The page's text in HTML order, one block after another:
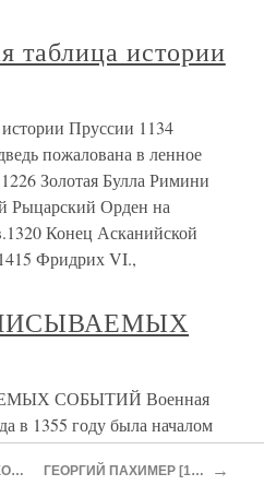
таблица истории
Пруссии 1134
пожалована в ленное
Золотая Булла Римини
Рыцарский Орден на
Конец Асканийской
Фридрих VI.,
СОБЫТИЙ Военная
в 1355 году была началом
новой главы в истории
– Гюйен. – Ред.) и нового
IV. ХРОНОЛОГИЯ ПАТРИАРХОВ — ГЕРМАНА, ИОСИФА И ИОАННА ВЕККА, СЛЕДОВАВШИХ ЗА АРСЕНИЕМ ГЕОРГИЙ ПАХИМЕР [137] ИСТОРИЧЕСКИЕ ЗАПИСКИ ΣΥΓΓΡΑΦΙΚΩΝ ΙΣΤΟΡΙΚΩΝ →